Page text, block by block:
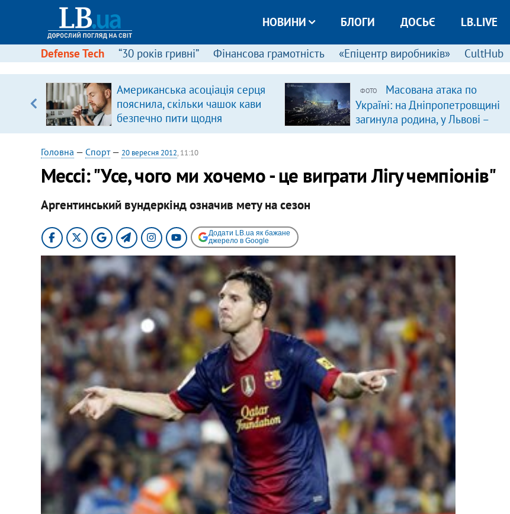
НОВИНИ БЛОГИ ДОСЬЄ LB.LIVE
Defense Tech “30 років гривні” Фінансова грамотність «Епіцентр виробників» CultHub
Американська асоціація серця
пояснила, скільки чашок кави
безпечно пити щодня
ФОТО
Масована атака по
Україні: на Дніпропетровщині
загинула родина, у Львові –
удар по багатоповерхівках
Головна — Спорт— 20 вересня 2012, 11:10
Мессі: "Усе, чого ми хочемо - це виграти Лігу чемпіонів"
Аргентинський вундеркінд означив мету на сезон
Додати LB.ua як бажане
джерело в Google